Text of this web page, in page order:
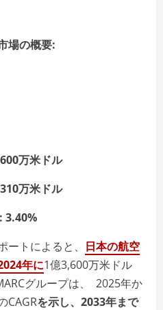
場の概要:
万米ドル
万米ドル
3.40%
ートによると、 日本の航空
年に1億3,600万米ドル
グループは、 2025年か
CAGRを示し、 2033年まで